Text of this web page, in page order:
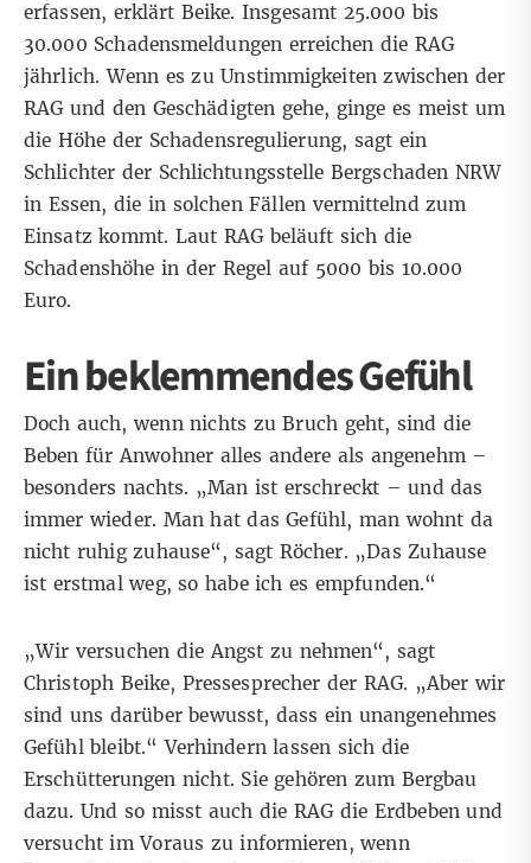
erfassen, erklärt Beike. Insgesamt 25.000 bis
30.000 Schadensmeldungen erreichen die RAG
jährlich. Wenn es zu Unstimmigkeiten zwischen der
RAG und den Geschädigten gehe, ginge es meist um
die Höhe der Schadensregulierung, sagt ein
Schlichter der Schlichtungsstelle Bergschaden NRW
in Essen, die in solchen Fällen vermittelnd zum
Einsatz kommt. Laut RAG beläuft sich die
Schadenshöhe in der Regel auf 5000 bis 10.000
Euro.
Ein beklemmendes Gefühl
Doch auch, wenn nichts zu Bruch geht, sind die
Beben für Anwohner alles andere als angenehm –
besonders nachts. „Man ist erschreckt – und das
immer wieder. Man hat das Gefühl, man wohnt da
nicht ruhig zuhause“, sagt Röcher. „Das Zuhause
ist erstmal weg, so habe ich es empfunden.“
„Wir versuchen die Angst zu nehmen“, sagt
Christoph Beike, Pressesprecher der RAG. „Aber wir
sind uns darüber bewusst, dass ein unangenehmes
Gefühl bleibt.“ Verhindern lassen sich die
Erschütterungen nicht. Sie gehören zum Bergbau
dazu. Und so misst auch die RAG die Erdbeben und
versucht im Voraus zu informieren, wenn